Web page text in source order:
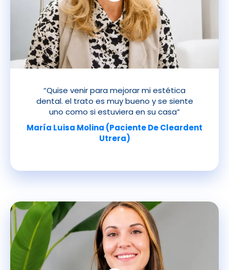
“Quise venir para mejorar mi estética
dental. el trato es muy bueno y se siente
uno como si estuviera en su casa”
María Luisa Molina (Paciente De Cleardent
Utrera)